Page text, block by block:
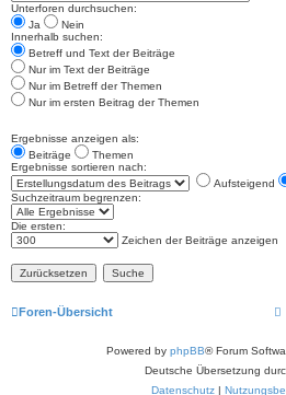
Unterforen durchsuchen:
Ja
Nein
Innerhalb suchen:
Betreff und Text der Beiträge
Nur im Text der Beiträge
Nur im Betreff der Themen
Nur im ersten Beitrag der Themen
Ergebnisse anzeigen als:
Beiträge
Themen
Ergebnisse sortieren nach:
Aufsteigend
Suchzeitraum begrenzen:
Die ersten:
Zeichen der Beiträge anzeigen
Foren-Übersicht
Powered by phpBB® Forum
Deutsche Übersetzung
Datenschutz|